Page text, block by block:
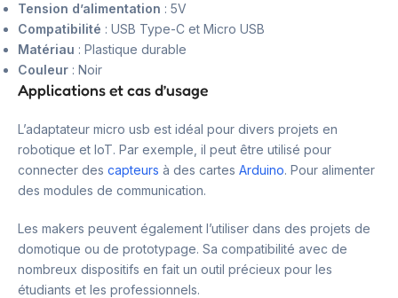
Tension d’alimentation : 5V
Compatibilité : USB Type-C et Micro USB
Matériau : Plastique durable
Couleur : Noir
Applications et cas d’usage
L’adaptateur micro usb est idéal pour divers projets en
robotique et IoT. Par exemple, il peut être utilisé pour
connecter des capteurs à des cartes Arduino. Pour alimenter
des modules de communication.
Les makers peuvent également l’utiliser dans des projets de
domotique ou de prototypage. Sa compatibilité avec de
nombreux dispositifs en fait un outil précieux pour les
étudiants et les professionnels.